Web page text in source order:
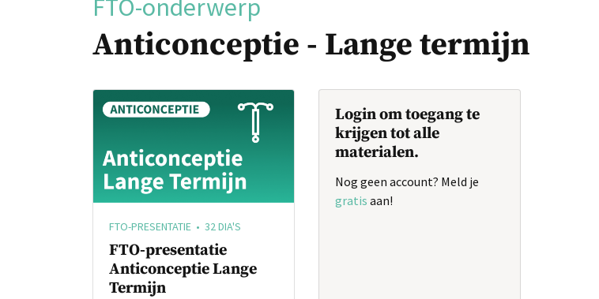
FTO-onderwerp
Anticonceptie - Lange termijn
FTO-PRESENTATIE • 32 DIA'S
FTO-presentatie
Anticonceptie Lange
Termijn
Login om toegang te
krijgen tot alle
materialen.
Nog geen account? Meld je
gratis aan!